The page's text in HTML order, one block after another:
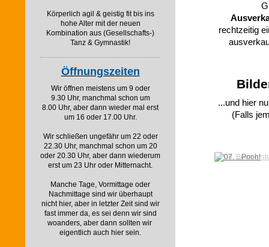
Körperlich agil & geistig fit bis ins
hohe Alter mit der neuen
Kombination aus (Gesellschafts-)
Tanz & Gymnastik!
Öffnungszeiten
Wir öffnen meistens um 9 oder
9.30 Uhr, manchmal schon um
8.00 Uhr, aber dann wieder mal erst
um 16 oder 17.00 Uhr.
Wir schließen ungefähr um 22 oder
22.30 Uhr, manchmal schon um 20
oder 20.30 Uhr, aber dann wiederum
erst um 23 Uhr oder Mitternacht.
Manche Tage, Vormittage oder
Nachmittage sind wir überhaupt
nicht hier, aber in letzter Zeit sind wir
fast immer da, es sei denn wir sind
woanders, aber dann sollten wir
eigentlich auch hier sein.
rechtzeitig
...und hier
(Falls